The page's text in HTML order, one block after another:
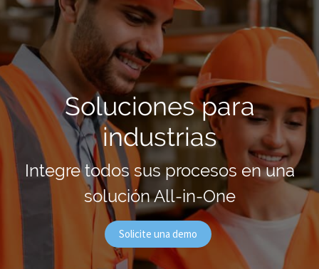
Soluciones para
industrias
Integre todos sus procesos en una
solución All-in-One
Solicite una demo